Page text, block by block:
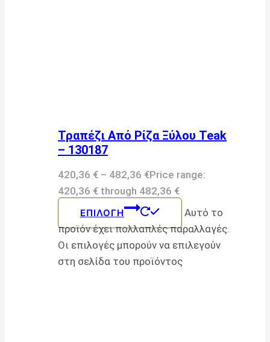
Τραπέζι Από Ρίζα Ξύλου Teak
– 130187
420,36 € – 482,36 €Price range:
420,36 € through 482,36 €
ΕΠΙΛΟΓΉ
Αυτό το
προϊόν έχει πολλαπλές παραλλαγές.
Οι επιλογές μπορούν να επιλεγούν
στη σελίδα του προϊόντος